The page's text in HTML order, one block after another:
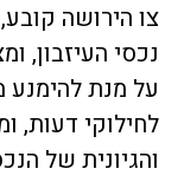
צו הירושה
נכסי העיזבון,
על מנת
לחילוקי דעות,
והגיונית של